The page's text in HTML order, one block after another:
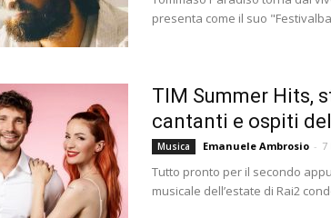
presenta come il suo
TIM Summer Hits,
cantanti e ospiti
Musica Emanuele Ambrosio - 7
Tutto pronto per il secondo
musicale dell’estate di Rai2